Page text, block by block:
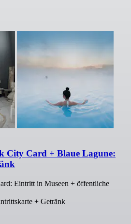
City Card + Blaue Lagune:
Eintritt in Museen + öffentliche
+ Getränk